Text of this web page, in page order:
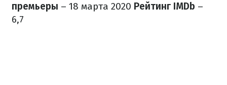
премьеры – 18 марта 2020 Рейтинг IMDb –
6,7